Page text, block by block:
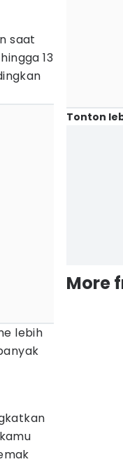
saat
13
lebih
Tonton
More